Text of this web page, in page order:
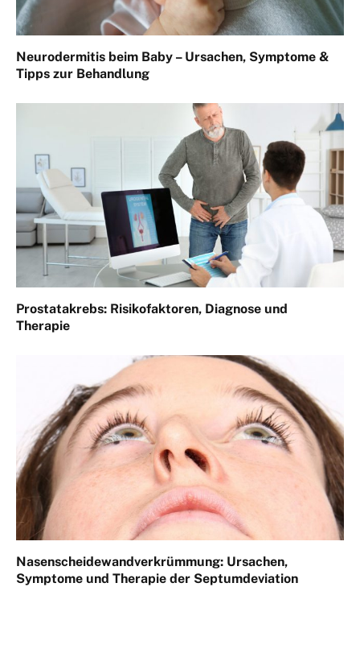
Neurodermitis beim Baby – Ursachen, Symptome &
Tipps zur Behandlung
Prostatakrebs: Risikofaktoren, Diagnose und
Therapie
Nasenscheidewandverkrümmung: Ursachen,
Symptome und Therapie der Septumdeviation